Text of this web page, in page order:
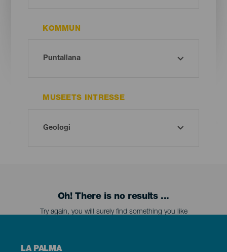
KOMMUN
MUSEETS INTRESSE
Oh! There is no results ...
Try again, you will surely find something you like
Menú
LA PALMA